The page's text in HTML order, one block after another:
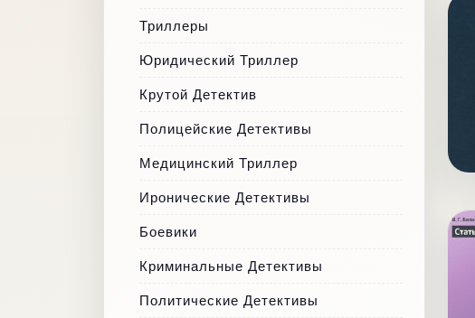
Триллеры
Юридический Триллер
Крутой Детектив
Полицейские Детективы
Медицинский Триллер
Иронические Детективы
Боевики
Криминальные Детективы
Политические Детективы